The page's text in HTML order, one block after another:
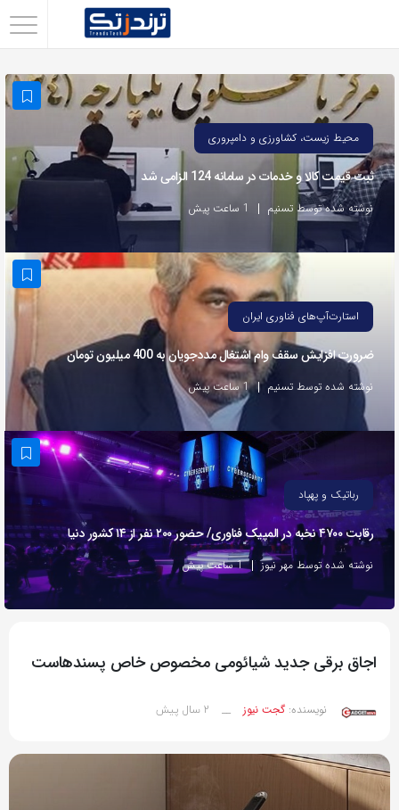
با
استفاده
از
روش‌های
زیر
می‌توانید
این
دوستان
خود
اشتراک
کپی
لینک
محیط زیست، کشاورزی و دامپروری
ثبت قیمت کالا و خدمات در سامانه 124 الزامی شد
نوشته شده توسط تسنیم 1 ساعت پیش
استارت‌آپ‌های فناوری ایران
ضرورت افزایش سقف وام اشتغال مددجویان به 400 میلیون تومان
نوشته شده توسط تسنیم 1 ساعت پیش
رباتیک و پهپاد
رقابت ۴۷۰۰ نخبه در المپیک فناوری/ حضور ۲۰۰ نفر از ۱۴ کشور دنیا
نوشته شده توسط مهر نیوز 1 ساعت پیش
اجاق برقی جدید شیائومی مخصوص خاص پسندهاست
نویسنده: گجت نیوز __ 2 سال پیش